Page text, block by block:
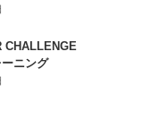
CHALLENGE
ニング